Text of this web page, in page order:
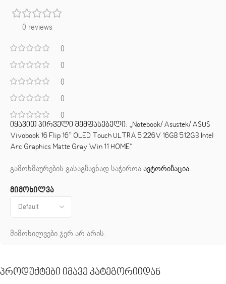
0 reviews
0
0
0
0
0
მიმოხილვა
მიმოხილვები ჯერ არ არის.
იყავით პირველი შემფასებელი: „Notebook/ Asustek/ ASUS
Vivobook 16 Flip 16” OLED Touch ULTRA 5 226V 16GB 512GB Intel
Arc Graphics Matte Gray Win 11 HOME“
გამოხმაურების გასაგზავნად საჭიროაავტორიზაცია.
Პროდუქტები Იმავე Კატეგორიიდან